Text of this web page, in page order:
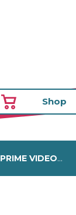
Shop
PRIME VIDEO